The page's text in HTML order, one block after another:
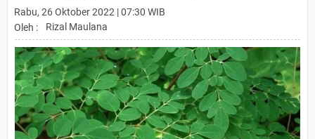
Rabu, 26 Oktober 2022 | 07:30 WIB
Oleh :
Rizal Maulana